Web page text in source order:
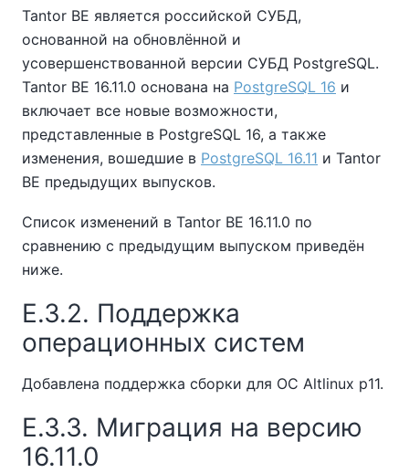
Tantor BE является российской СУБД,
основанной на обновлённой и
усовершенствованной версии СУБД PostgreSQL.
Tantor BE 16.11.0 основана на PostgreSQL 16 и
включает все новые возможности,
представленные в PostgreSQL 16, а также
изменения, вошедшие в PostgreSQL 16.11 и Tantor
BE предыдущих выпусков.
Список изменений в Tantor BE 16.11.0 по
сравнению с предыдущим выпуском приведён
ниже.
E.3.2. Поддержка
операционных систем
Добавлена поддержка сборки для ОС Altlinux p11.
E.3.3. Миграция на версию
16.11.0